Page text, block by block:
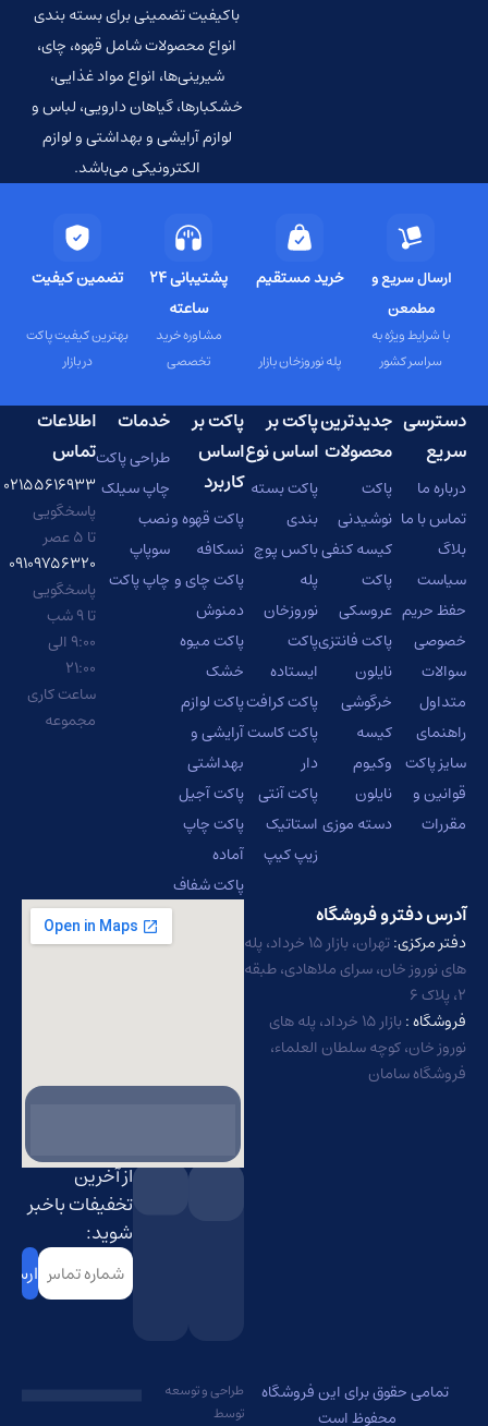
باکیفیت تضمینی برای بسته بندی
انواع محصولات شامل قهوه، چای،
شیرینی‌ها، انواع مواد غذایی،
خشکبارها، گیاهان دارویی، لباس و
لوازم آرایشی و بهداشتی و لوازم
الکترونیکی می‌باشد.
ارسال سریع و
مطمعن
با شرایط ویژه به
سراسر کشور
خرید مستقیم
پله نوروزخان بازار
پشتیبانی 24
ساعته
مشاوره خرید
تخصصی
تضمین کیفیت
بهترین کیفیت پاکت
در بازار
دسترسی
سریع
درباره ما
تماس با ما
بلاگ
سیاست
حفظ حریم
خصوصی
سوالات
متداول
راهنمای
سایز پاکت
قوانین و
مقررات
جدیدترین
محصولات
پاکت
نوشیدنی
کیسه کنفی
پاکت
عروسکی
پاکت فانتزی
نایلون
خرگوشی
کیسه
وکیوم
نایلون
دسته موزی
پاکت بر
اساس نوع
پاکت بسته
بندی
باکس پوچ
پله
نوروزخان
پاکت
ایستاده
پاکت کرافت
پاکت کاست
دار
پاکت آنتی
استاتیک
زیپ کیپ
پاکت بر
اساس
کاربرد
پاکت قهوه و
نسکافه
پاکت چای و
دمنوش
پاکت میوه
خشک
پاکت لوازم
آرایشی و
بهداشتی
پاکت آجیل
پاکت چاپ
آماده
پاکت شفاف
خدمات
طراحی پاکت
چاپ سیلک
نصب
سوپاپ
چاپ پاکت
اطلاعات
تماس
۰۲۱۵۵۶۱۶۹۳۳
پاسخگویی
تا ۵ عصر
۰۹۱۰۹۷۵۶۳۲۰
پاسخگویی
تا ۹ شب
۹:۰۰ الی
۲۱:۰۰
ساعت کاری
مجموعه
آدرس دفتر و فروشگاه
دفتر مرکزی:
تهران، بازار ۱۵ خرداد، پله
های نوروز خان، سرای ملاهادی، طبقه
۲، پلاک ۶
فروشگاه :
بازار ۱۵ خرداد، پله های
نوروز خان، کوچه سلطان العلماء،
فروشگاه سامان
از آخرین
تخفیفات باخبر
شوید:
شماره
تماس
تمامی حقوق برای این فروشگاه
محفوظ است
طراحی و توسعه
توسط